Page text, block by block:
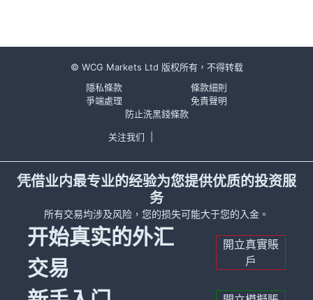
© WCG Markets Ltd 版权所有，不得转载
隱私條款
條款細則
爭端處理
免責聲明
防止洗黑錢條款
关注我们
凭借业内最专业的经验为您提供优质的投资服
务
所有交易均涉及风险，您的损失可能大于您的入金。
开始真实的外汇
交易
開立真實賬
戶